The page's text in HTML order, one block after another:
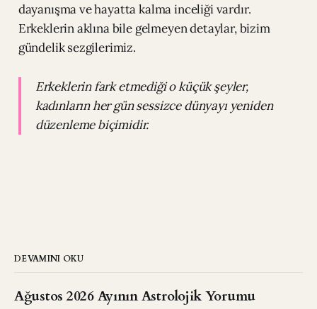
dayanışma ve hayatta kalma inceliği vardır.
Erkeklerin aklına bile gelmeyen detaylar, bizim
gündelik sezgilerimiz.
Erkeklerin fark etmediği o küçük şeyler,
kadınların her gün sessizce dünyayı yeniden
düzenleme biçimidir.
DEVAMINI OKU
Ağustos 2026 Ayının Astrolojik Yorumu